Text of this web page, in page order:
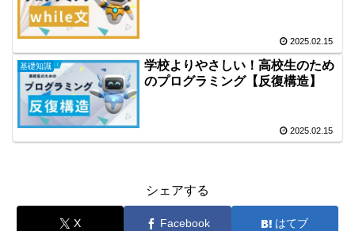
2025.02.15
基礎知識
学校よりやさしい！高校生のため
のプログラミング【反復構造】
2025.02.15
シェアする
X Facebook はてブ